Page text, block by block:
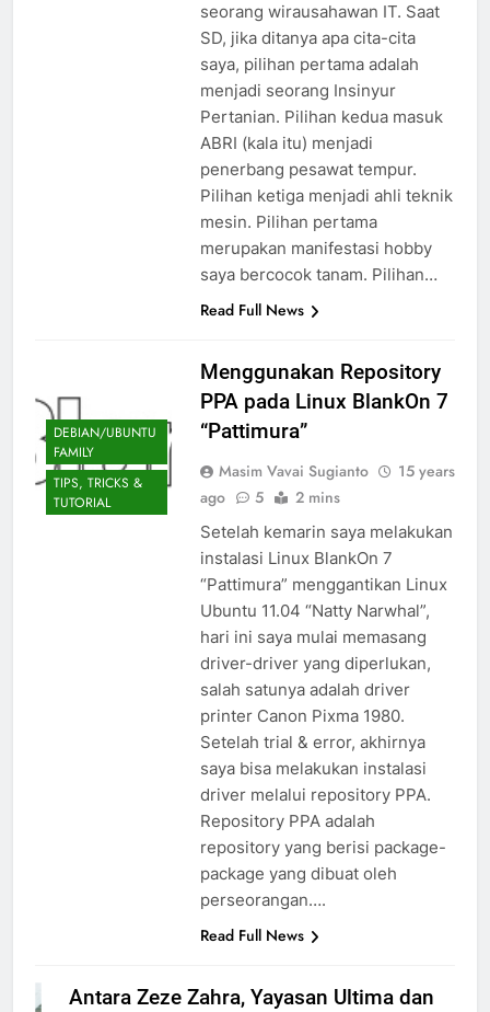
seorang wirausahawan IT. Saat
SD, jika ditanya apa cita-cita
saya, pilihan pertama adalah
menjadi seorang Insinyur
Pertanian. Pilihan kedua masuk
ABRI (kala itu) menjadi
penerbang pesawat tempur.
Pilihan ketiga menjadi ahli teknik
mesin. Pilihan pertama
merupakan manifestasi hobby
saya bercocok tanam. Pilihan…
Read Full News
DEBIAN/UBUNTU
FAMILY
TIPS, TRICKS &
TUTORIAL
Menggunakan Repository
PPA pada Linux BlankOn 7
“Pattimura”
Masim Vavai Sugianto
15 years
ago
5 2 mins
Setelah kemarin saya melakukan
instalasi Linux BlankOn 7
“Pattimura” menggantikan Linux
Ubuntu 11.04 “Natty Narwhal”,
hari ini saya mulai memasang
driver-driver yang diperlukan,
salah satunya adalah driver
printer Canon Pixma 1980.
Setelah trial & error, akhirnya
saya bisa melakukan instalasi
driver melalui repository PPA.
Repository PPA adalah
repository yang berisi package-
package yang dibuat oleh
perseorangan….
Read Full News
Antara Zeze Zahra, Yayasan Ultima dan